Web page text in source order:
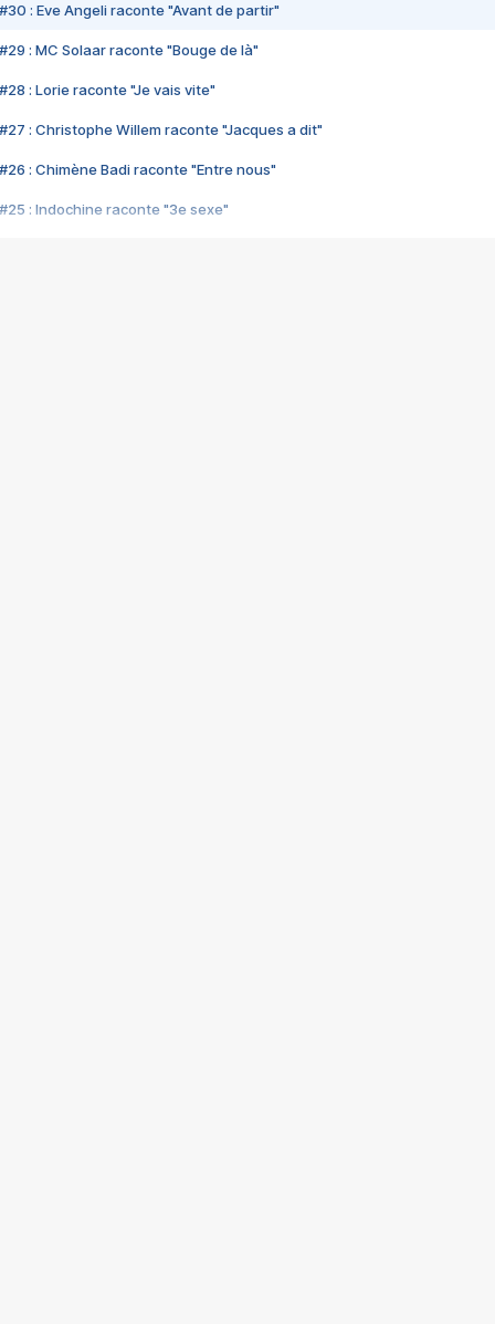
#30 : Eve Angeli raconte "Avant de partir"
#29 : MC Solaar raconte "Bouge de là"
#28 : Lorie raconte "Je vais vite"
#27 : Christophe Willem raconte "Jacques a dit"
#26 : Chimène Badi raconte "Entre nous"
#25 : Indochine raconte "3e sexe"